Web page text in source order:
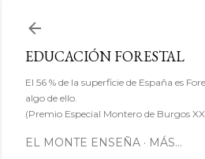
EDUCACIÓN FORESTAL
El 56 % de la superficie de España es
algo de ello.
(Premio Especial Montero de Burgos
EL MONTE ENSEÑA MÁS…